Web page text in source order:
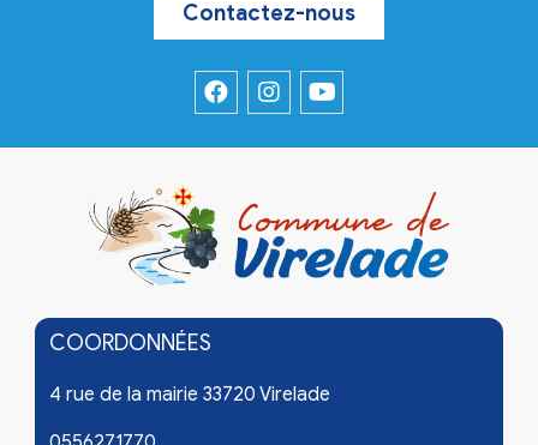
Contactez-nous
COORDONNÉES
4 rue de la mairie 33720 Virelade